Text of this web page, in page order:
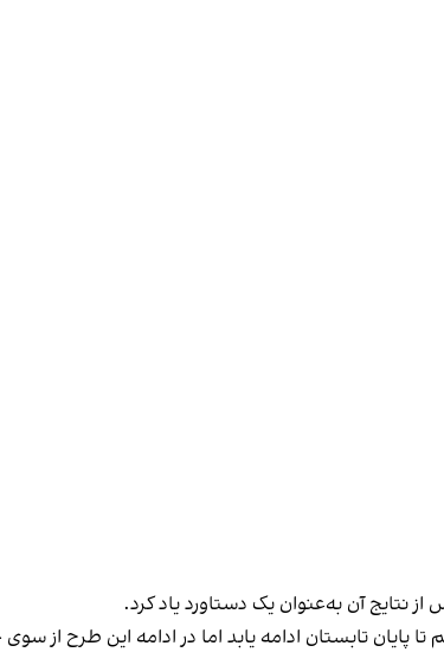
آن به‌عنوان یک دستاورد یاد کرد.
تابستان ادامه یابد اما در ادامه این طرح از